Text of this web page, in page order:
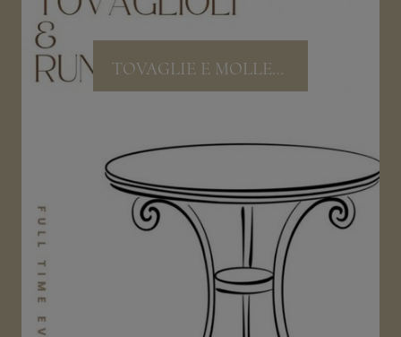
TOVAGLIE E MOLLETTONI